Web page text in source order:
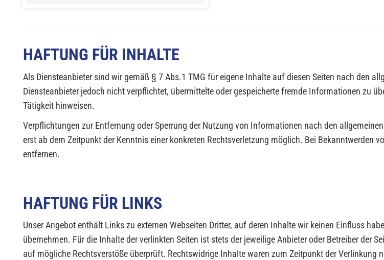
HAFTUNG FÜR INHALTE
Als Diensteanbieter sind wir gemäß § 7 Abs.1 TMG für eigene Inhalte auf diesen Seiten nach den
Diensteanbieter jedoch nicht verpflichtet, übermittelte oder gespeicherte fremde Informationen zu
Tätigkeit hinweisen.
Verpflichtungen zur Entfernung oder Sperrung der Nutzung von Informationen nach den
erst ab dem Zeitpunkt der Kenntnis einer konkreten Rechtsverletzung möglich. Bei Bekanntwerden
entfernen.
HAFTUNG FÜR LINKS
Unser Angebot enthält Links zu externen Webseiten Dritter, auf deren Inhalte wir keinen Einfluss
übernehmen. Für die Inhalte der verlinkten Seiten ist stets der jeweilige Anbieter oder Betreiber der
auf mögliche Rechtsverstöße überprüft. Rechtswidrige Inhalte waren zum Zeitpunkt der Verlinkung